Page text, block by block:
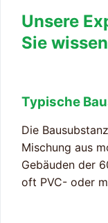
Unsere
Sie
Typische
Die
Mischung aus
Gebäuden der
oft PVC- oder